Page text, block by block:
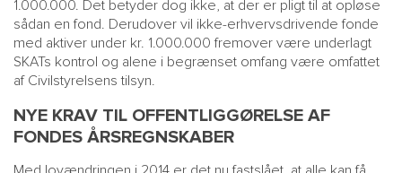
1.000.000. Det betyder dog ikke, at der er pligt til at opløse
sådan en fond. Derudover vil ikke-erhvervsdrivende fonde
med aktiver under kr. 1.000.000 fremover være underlagt
SKATs kontrol og alene i begrænset omfang være omfattet
af Civilstyrelsens tilsyn.
NYE KRAV TIL OFFENTLIGGØRELSE AF
FONDES ÅRSREGNSKABER